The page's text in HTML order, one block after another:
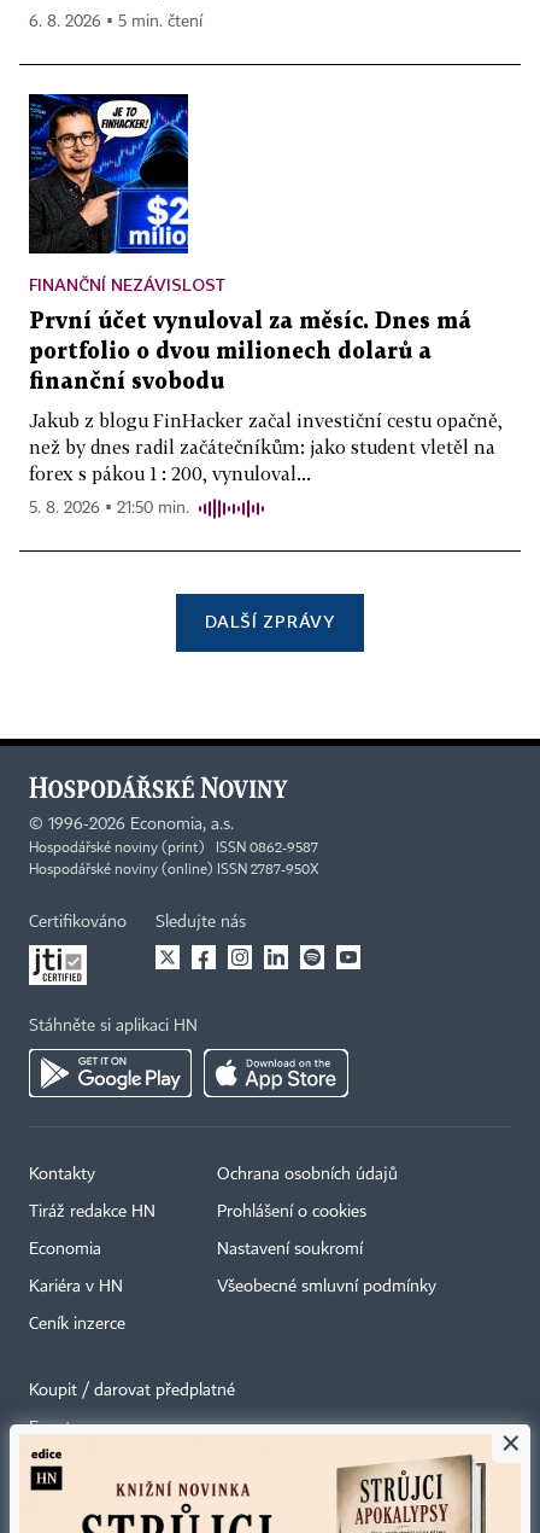
6. 8. 2026 ▪ 5 min. čtení
FINANČNÍ NEZÁVISLOST
První účet vynuloval za měsíc. Dnes má
portfolio o dvou milionech dolarů a
finanční svobodu
Jakub z blogu FinHacker začal investiční cestu opačně,
než by dnes radil začátečníkům: jako student vletěl na
forex s pákou 1 : 200, vynuloval...
5. 8. 2026 ▪ 21:50 min.
DALŠÍ ZPRÁVY
© 1996-2026 Economia, a.s.
Hospodářské noviny (print) ISSN 0862-9587
Hospodářské noviny (online) ISSN 2787-950X
Certifikováno Sledujte nás
Stáhněte si aplikaci HN
Kontakty
Tiráž redakce HN
Economia
Kariéra v HN
Ceník inzerce
Ochrana osobních údajů
Prohlášení o cookies
Nastavení soukromí
Všeobecné smluvní podmínky
Koupit / darovat předplatné
Eventy
Newslettery
×